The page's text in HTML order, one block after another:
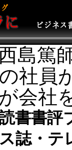
島篤
社員
会社
書書
誌・テ